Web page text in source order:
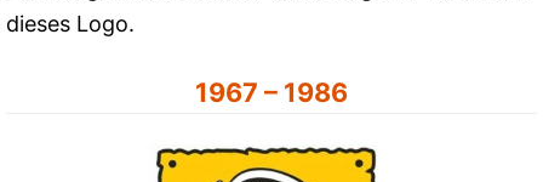
dieses Logo.
1967 – 1986